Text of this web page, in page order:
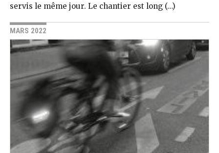
servis le même jour. Le chantier est long (…)
MARS 2022